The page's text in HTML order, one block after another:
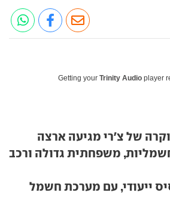
Getting your Trinity Audio player
של צ'רי מגיעה ארצה
משפחתית גדולה ורכב
ייעודי, עם מערכת חשמל